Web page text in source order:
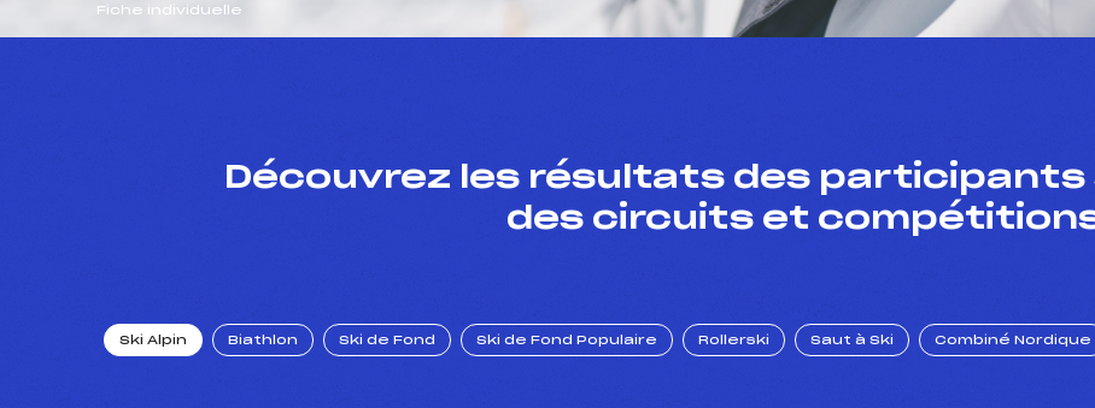
Fiche individuelle
Découvrez les résultats des participants
des circuits et
Ski Alpin Biathlon Ski de Fond Ski de Fond Populaire Rollerski Saut à Ski Combiné Nordique